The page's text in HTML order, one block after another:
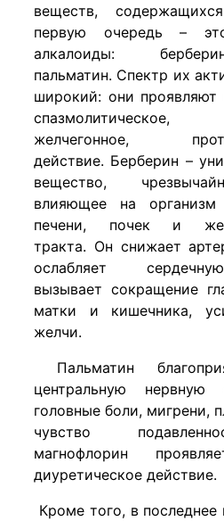
веществ,
первую очередь –
алкалоиды:
пальматин. Спектр их
широкий: они проявляют
спазмолитическое,
желчегонное,
действие. Берберин –
вещество,
влияющее на организм
печени, почек и
тракта. Он снижает
ослабляет
вызывает сокращение
матки и кишечника,
желчи.
Пальматин
центральную нервную
головные боли, мигрени,
чувство
магнофлорин
диуретическое действие.
Кроме того, в последнее